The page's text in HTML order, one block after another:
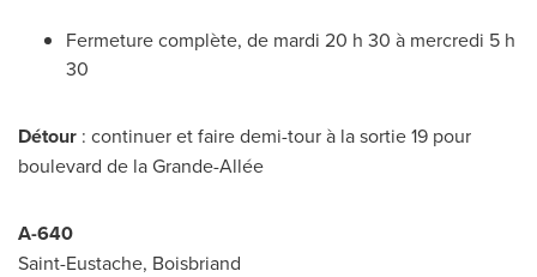
Fermeture complète, de mardi 20 h 30 à mercredi 5 h
30
Détour : continuer et faire demi-tour à la sortie 19 pour
boulevard de la Grande-Allée
A-640
Saint-Eustache, Boisbriand